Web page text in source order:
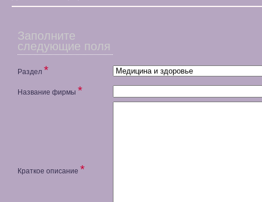
Заполните
следующие поля
Раздел *
Название фирмы *
Краткое описание *